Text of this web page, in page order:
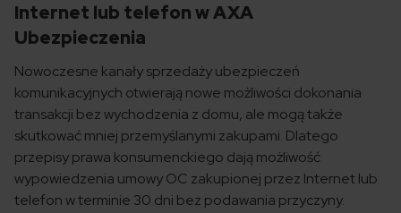
Internet lub telefon w AXA
Ubezpieczenia
Nowoczesne kanały sprzedaży ubezpieczeń
komunikacyjnych otwierają nowe możliwości dokonania
transakcji bez wychodzenia z domu, ale mogą także
skutkować mniej przemyślanymi zakupami. Dlatego
przepisy prawa konsumenckiego dają możliwość
wypowiedzenia umowy OC zakupionej przez Internet lub
telefon w terminie 30 dni bez podawania przyczyny.